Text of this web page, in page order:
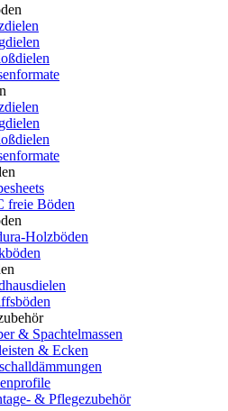
freie Böden
Holzböden
& Spachtelmassen
& Ecken
& Pflegezubehör